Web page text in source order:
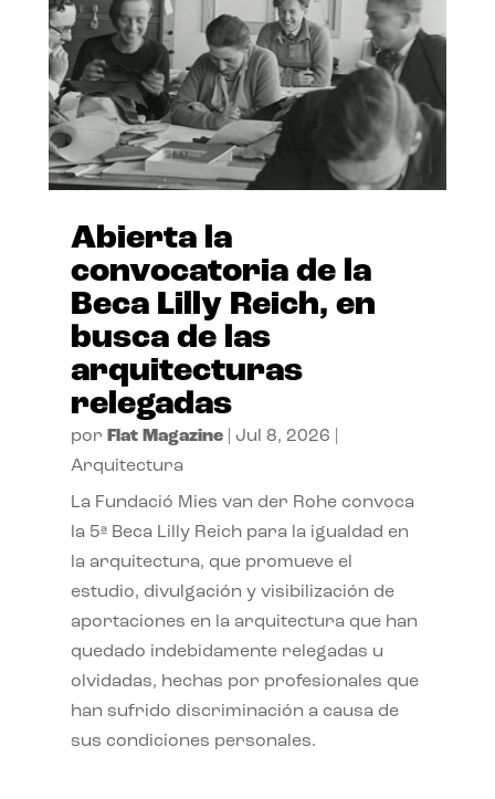
Abierta la
convocatoria de la
Beca Lilly Reich, en
busca de las
arquitecturas
relegadas
por Flat Magazine| Jul 8, 2026
Arquitectura
La Fundació Mies van der Rohe convoca
la 5ª Beca Lilly Reich para la igualdad en
la arquitectura, que promueve el
estudio, divulgación y visibilización de
aportaciones en la arquitectura que han
quedado indebidamente relegadas u
olvidadas, hechas por profesionales que
han sufrido discriminación a causa de
sus condiciones personales.